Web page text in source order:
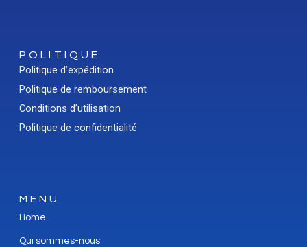
POLITIQUE
Politique d’expédition
Politique de remboursement
Conditions d’utilisation
Politique de confidentialité
MENU
Home
Qui sommes-nous